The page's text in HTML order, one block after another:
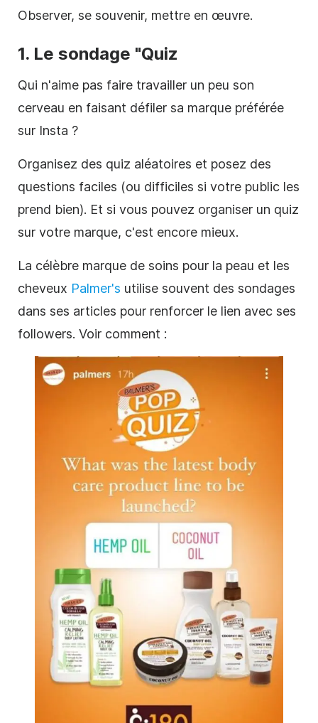
Observer, se souvenir, mettre en œuvre.
1. Le sondage "Quiz
Qui n'aime pas faire travailler un peu son
cerveau en faisant défiler sa marque préférée
sur Insta ?
Organisez des quiz aléatoires et posez des
questions faciles (ou difficiles si votre public les
prend bien). Et si vous pouvez organiser un quiz
sur votre marque, c'est encore mieux.
La célèbre marque de soins pour la peau et les
cheveux Palmer's utilise souvent des sondages
dans ses articles pour renforcer le lien avec ses
followers. Voir comment :